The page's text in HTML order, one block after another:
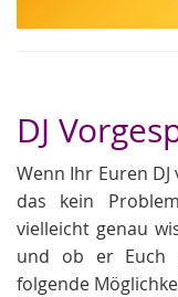
DJ
Wenn Ihr Euren
das kein
vielleicht genau
und ob er Euch
folgende